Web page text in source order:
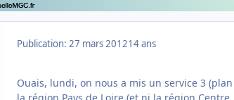
Publication: 27 mars 201214 ans
Ouais, lundi, on nous a mis un service 3